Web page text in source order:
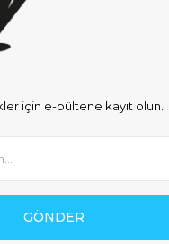
için e-bültene kayıt olun.
GÖNDER